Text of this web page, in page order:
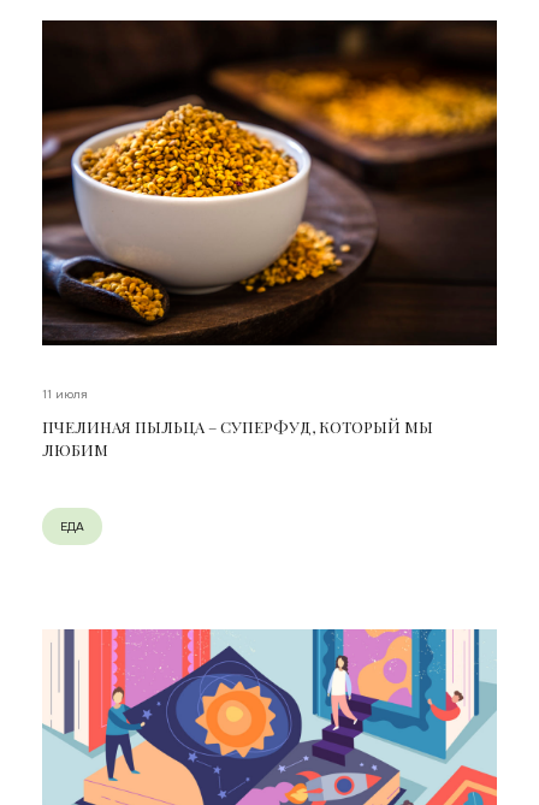
11 июля
ПЧЕЛИНАЯ ПЫЛЬЦА – СУПЕРФУД, КОТОРЫЙ МЫ
ЛЮБИМ
ЕДА